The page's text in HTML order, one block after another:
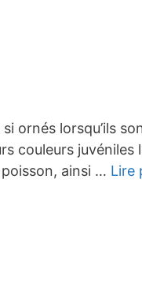
ornés lorsqu’ils
couleurs juvéniles
ainsi … Lire